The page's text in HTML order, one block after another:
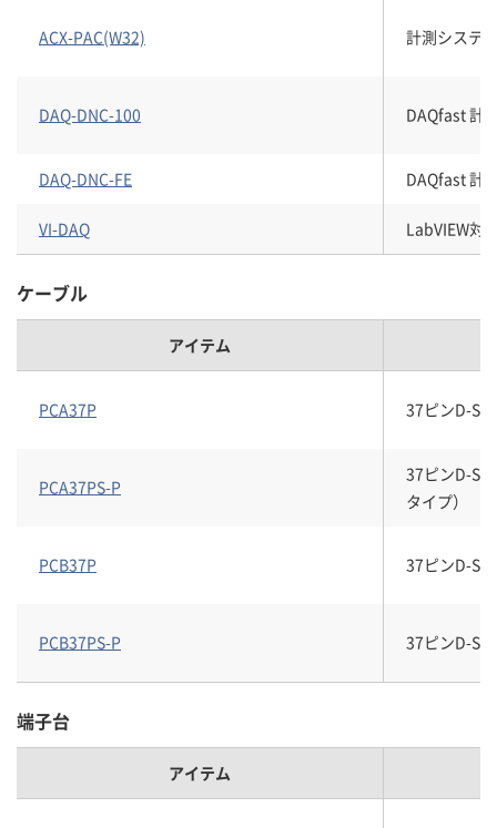
ACX-PAC(W32) 計測システ
DAQ-DNC-100 DAQfast 計
DAQ-DNC-FE DAQfast 計
VI-DAQ LabVIEW対
ケーブル
アイテム
PCA37P 37ピンD-
PCA37PS-P
37ピンD-
タイプ）
PCB37P 37ピンD-
PCB37PS-P 37ピンD-
端子台
アイテム